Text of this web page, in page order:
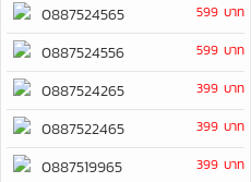
0887524565 599 บาท
0887524556 599 บาท
0887524265 399 บาท
0887522465 399 บาท
0887519965 399 บาท